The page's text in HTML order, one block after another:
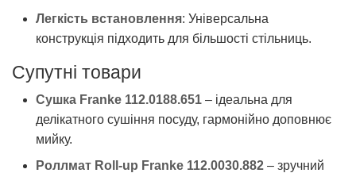
Легкість встановлення: Універсальна
конструкція підходить для більшості стільниць.
Супутні товари
Сушка Franke 112.0188.651 – ідеальна для
делікатного сушіння посуду, гармонійно доповнює
мийку.
Роллмат Roll-up Franke 112.0030.882 – зручний